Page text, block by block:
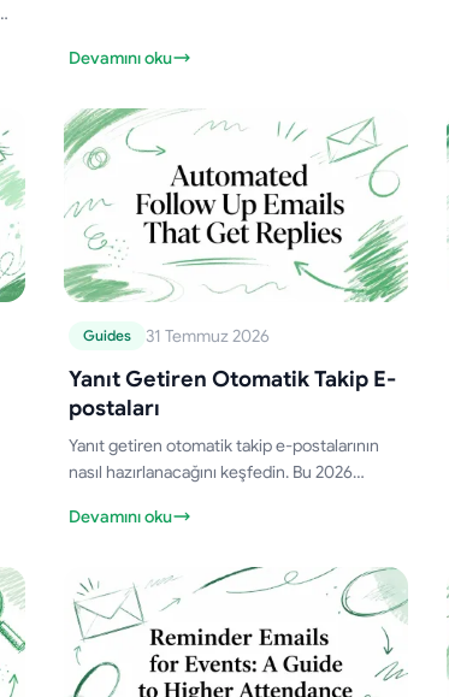
hazırlayacağınızı öğrenin. 2026 için basit
Devamını oku
Guides 31 Temmuz 2026
Yanıt Getiren Otomatik Takip E-
postaları
Yanıt getiren otomatik takip e-postalarının
nasıl hazırlanacağını keşfedin. Bu 2026
için zamanlama konularını kapsamaktadır.
Devamını oku